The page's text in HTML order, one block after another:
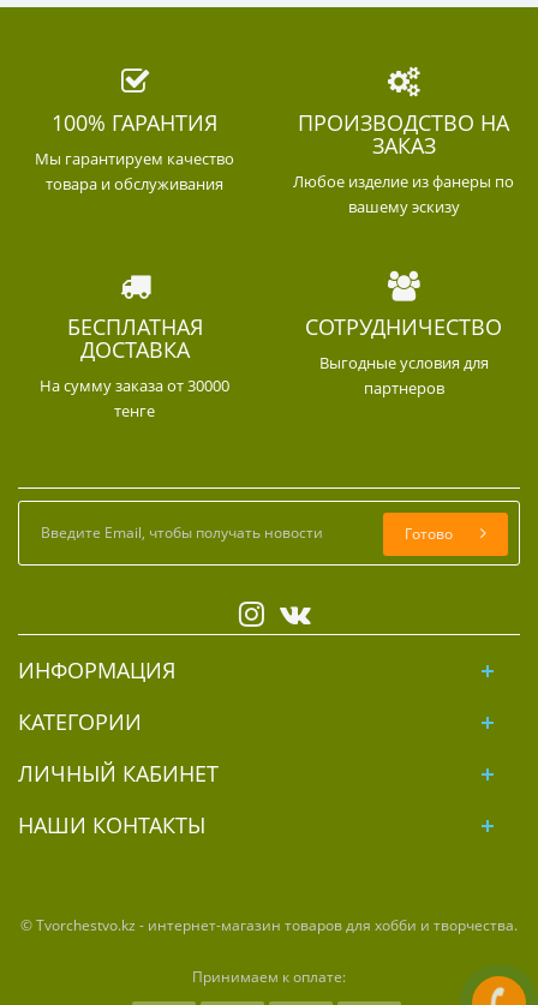
100% ГАРАНТИЯ
Мы гарантируем качество
товара и обслуживания
ПРОИЗВОДСТВО НА
ЗАКАЗ
Любое изделие из фанеры по
вашему эскизу
БЕСПЛАТНАЯ
ДОСТАВКА
На сумму заказа от 30000
тенге
СОТРУДНИЧЕСТВО
Выгодные условия для
партнеров
Готово
ИНФОРМАЦИЯ
КАТЕГОРИИ
ЛИЧНЫЙ КАБИНЕТ
НАШИ КОНТАКТЫ
© Tvorchestvo.kz - интернет-магазин товаров для хобби и творчества.
Принимаем к оплате: